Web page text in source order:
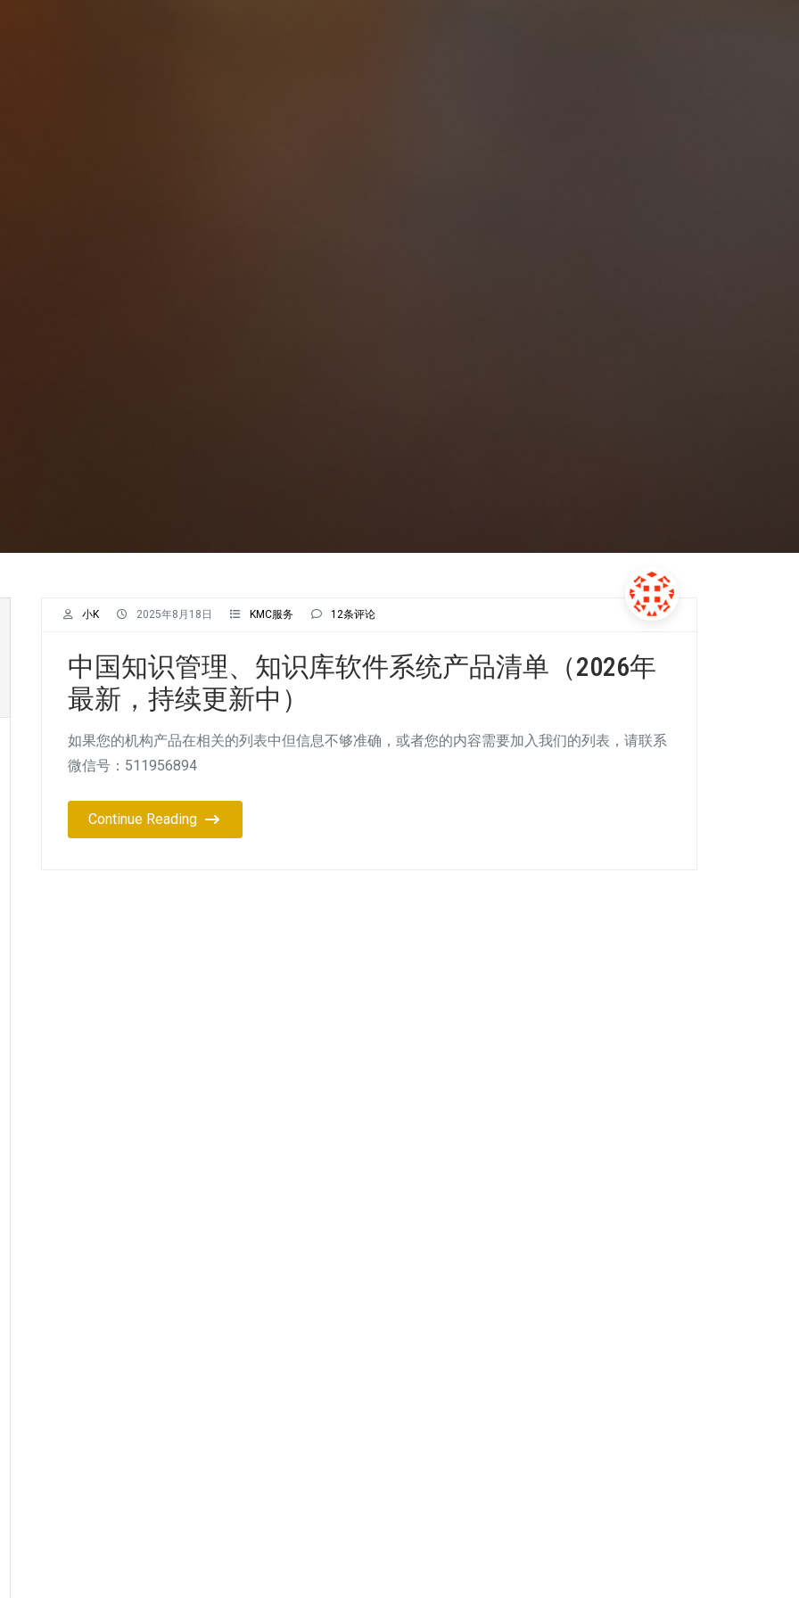
小K 2025年8月18日 KMC服务 12条评论
中国知识管理、知识库软件系统产品清单（2026年
最新，持续更新中）
如果您的机构产品在相关的列表中但信息不够准确，或者您的内容需要加入我们的列表，请联系
微信号：511956894
Continue Reading